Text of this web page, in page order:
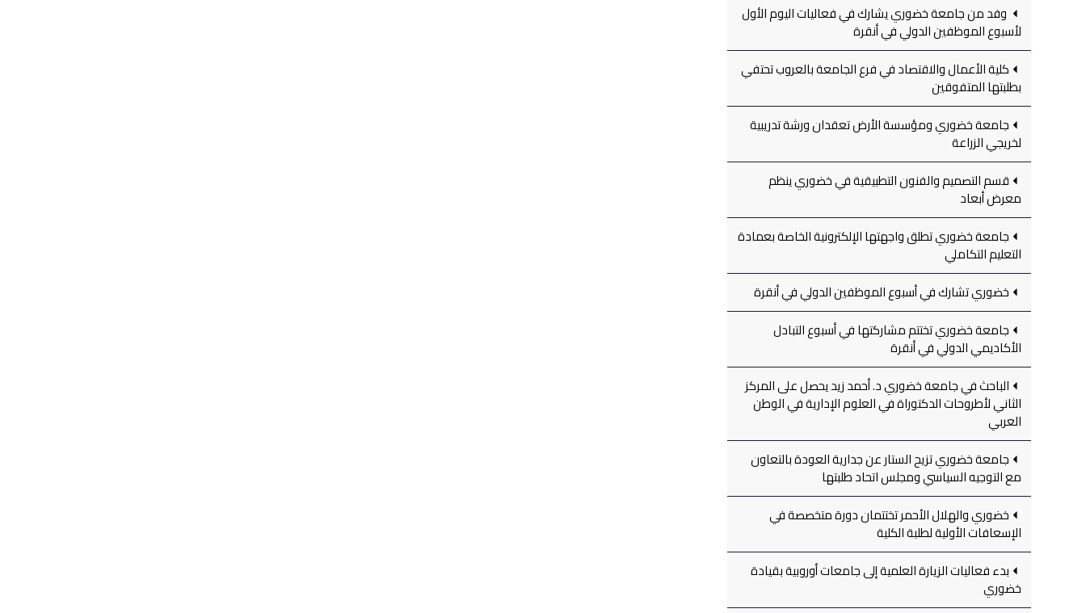
وفد من جامعة خضوري يشارك في فعاليات اليوم الأول
لأسبوع الموظفين الدولي في أنقرة
كلية الأعمال والاقتصاد في فرع الجامعة بالعروب تحتفي
بطلبتها المتفوقين
جامعة خضوري ومؤسسة الأرض تعقدان ورشة تدريبية
لخريجي الزراعة
قسم التصميم والفنون التطبيقية في خضوري ينظم
معرض أبعاد
جامعة خضوري تطلق واجهتها الإلكترونية الخاصة بعمادة
التعليم التكاملي
خضوري تشارك في أسبوع الموظفين الدولي في أنقرة
جامعة خضوري تختتم مشاركتها في أسبوع التبادل
الأكاديمي الدولي في أنقرة
الباحث في جامعة خضوري د. أحمد زيد يحصل على المركز
الثاني لأطروحات الدكتوراة في العلوم الإدارية في الوطن
العربي
جامعة خضوري تزيح الستار عن جدارية العودة بالتعاون
مع التوجيه السياسي ومجلس اتحاد طلبتها
خضوري والهلال الأحمر تختتمان دورة متخصصة في
الإسعافات الأولية لطلبة الكلية
بدء فعاليات الزيارة العلمية إلى جامعات أوروبية بقيادة
خضوري